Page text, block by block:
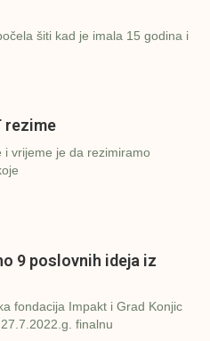
šiti kad je imala 15 godina i
rezime
i vrijeme je da rezimiramo
9 poslovnih ideja iz
fondacija Impakt i Grad Konjic
finalnu